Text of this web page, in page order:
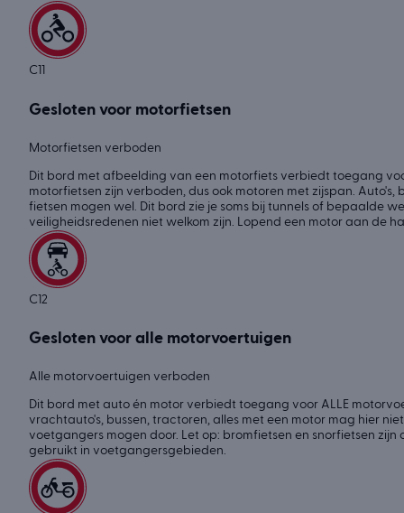
C11
Gesloten voor motorfietsen
Motorfietsen verboden
Dit bord met afbeelding van een motorfiets verbiedt toegang
motorfietsen zijn verboden, dus ook motoren met zijspan. Auto's,
fietsen mogen wel. Dit bord zie je soms bij tunnels of bepaalde
veiligheidsredenen niet welkom zijn. Lopend een motor aan de
C12
Gesloten voor alle motorvoertuigen
Alle motorvoertuigen verboden
Dit bord met auto én motor verbiedt toegang voor ALLE
vrachtauto's, bussen, tractoren, alles met een motor mag hier
voetgangers mogen door. Let op: bromfietsen en snorfietsen zijn
gebruikt in voetgangersgebieden.